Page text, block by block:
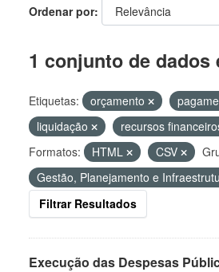
Ordenar por
1 conjunto de dados
Etiquetas: orçamento
liquidação
recursos
Formatos:
HTML CSV
Gestão, Planejamento e
Filtrar Resultados
Execução das Despesas